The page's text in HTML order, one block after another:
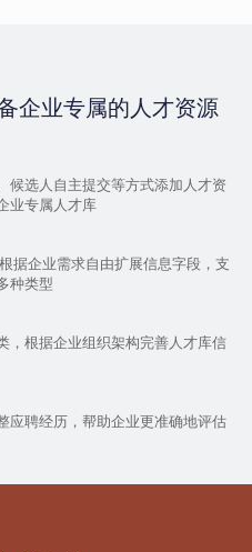
企业专属的人才资源
候选人自主提交等方式添加人才资
业专属人才库
据企业需求自由扩展信息字段，支
种类型
，根据企业组织架构完善人才库信
应聘经历，帮助企业更准确地评估